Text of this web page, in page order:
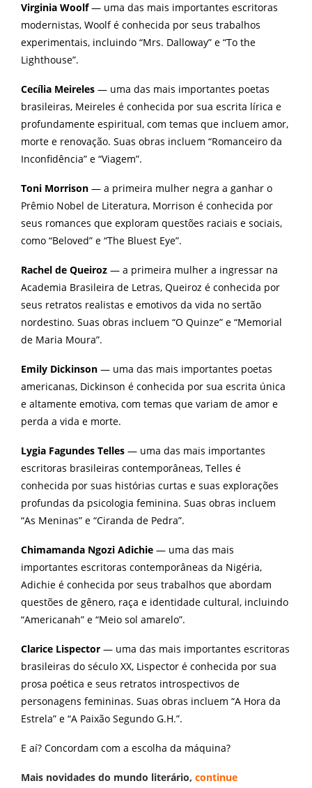
Virginia Woolf— uma das mais importantes escritoras
modernistas, Woolf é conhecida por seus trabalhos
experimentais, incluindo “Mrs. Dalloway” e “To the
Lighthouse”.
Cecília Meireles — uma das mais importantes poetas
brasileiras, Meireles é conhecida por sua escrita lírica e
profundamente espiritual, com temas que incluem amor,
morte e renovação. Suas obras incluem “Romanceiro da
Inconfidência” e “Viagem”.
Toni Morrison — a primeira mulher negra a ganhar o
Prêmio Nobel de Literatura, Morrison é conhecida por
seus romances que exploram questões raciais e sociais,
como “Beloved” e “The Bluest Eye”.
Rachel de Queiroz — a primeira mulher a ingressar na
Academia Brasileira de Letras, Queiroz é conhecida por
seus retratos realistas e emotivos da vida no sertão
nordestino. Suas obras incluem “O Quinze” e “Memorial
de Maria Moura”.
Emily Dickinson — uma das mais importantes poetas
americanas, Dickinson é conhecida por sua escrita única
e altamente emotiva, com temas que variam de amor e
perda a vida e morte.
Lygia Fagundes Telles — uma das mais importantes
escritoras brasileiras contemporâneas, Telles é
conhecida por suas histórias curtas e suas explorações
profundas da psicologia feminina. Suas obras incluem
“As Meninas” e “Ciranda de Pedra”.
Chimamanda Ngozi Adichie — uma das mais
importantes escritoras contemporâneas da Nigéria,
Adichie é conhecida por seus trabalhos que abordam
questões de gênero, raça e identidade cultural, incluindo
“Americanah” e “Meio sol amarelo”.
Clarice Lispector — uma das mais importantes escritoras
brasileiras do século XX, Lispector é conhecida por sua
prosa poética e seus retratos introspectivos de
personagens femininas. Suas obras incluem “A Hora da
Estrela” e “A Paixão Segundo G.H.”.
E aí? Concordam com a escolha da máquina?
Mais novidades do mundo literário, continue